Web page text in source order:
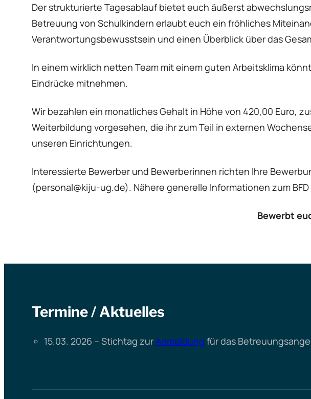
Der strukturierte Tagesablauf bietet euch äußerst
Betreuung von Schulkindern erlaubt euch ein fröhliches
Verantwortungsbewusstsein und einen Überblick über das
In einem wirklich netten Team mit einem guten Arbeitsklima
Eindrücke mitnehmen.
Wir bezahlen ein monatliches Gehalt in Höhe von 420,00 Euro,
Weiterbildung vorgesehen, die ihr zum Teil in externen
unseren Einrichtungen.
Interessierte Bewerber und Bewerberinnen richten Ihre
(personal@kiju-ug.de). Nähere generelle Informationen zum
Bewerbt
Termine / Aktuelles
15.03. 2026 – Stichtag zurAnmeldung für das